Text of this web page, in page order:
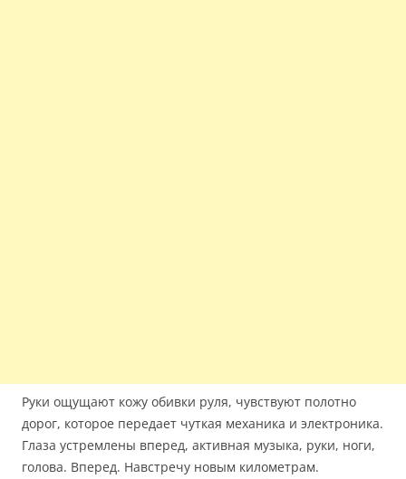
Руки ощущают кожу обивки руля, чувствуют полотно
дорог, которое передает чуткая механика и электроника.
Глаза устремлены вперед, активная музыка, руки, ноги,
голова. Вперед. Навстречу новым километрам.